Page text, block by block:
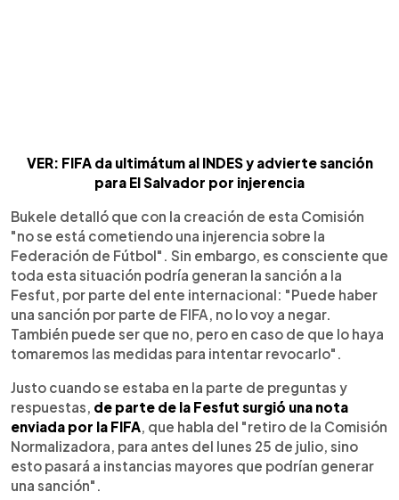
VER: FIFA da ultimátum al INDES y advierte sanción
para El Salvador por injerencia
Bukele detalló que con la creación de esta Comisión
"no se está cometiendo una injerencia sobre la
Federación de Fútbol". Sin embargo, es consciente que
toda esta situación podría generan la sanción a la
Fesfut, por parte del ente internacional: "Puede haber
una sanción por parte de FIFA, no lo voy a negar.
También puede ser que no, pero en caso de que lo haya
tomaremos las medidas para intentar revocarlo".
Justo cuando se estaba en la parte de preguntas y
respuestas, de parte de la Fesfut surgió una nota
enviada por la FIFA , que habla del "retiro de la Comisión
Normalizadora, para antes del lunes 25 de julio, sino
esto pasará a instancias mayores que podrían generar
una sanción".